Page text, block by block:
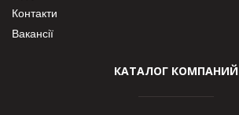
Контакти
Вакансії
КАТАЛОГ КОМПАНИЙ